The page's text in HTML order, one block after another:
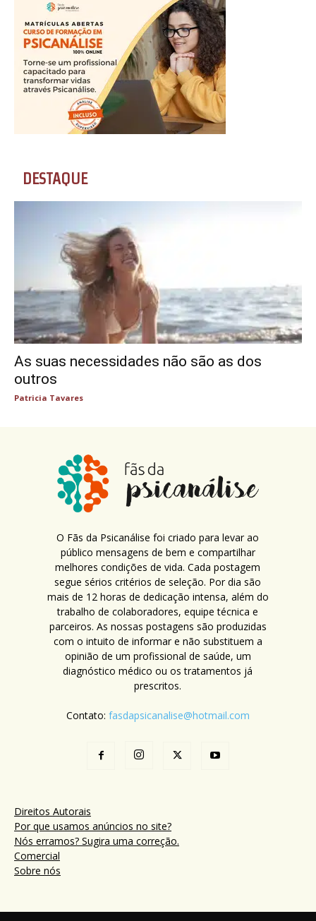
DESTAQUE
As suas necessidades não são as dos
outros
Patricia Tavares
O Fãs da Psicanálise foi criado para levar ao
público mensagens de bem e compartilhar
melhores condições de vida. Cada postagem
segue sérios critérios de seleção. Por dia são
mais de 12 horas de dedicação intensa, além do
trabalho de colaboradores, equipe técnica e
parceiros. As nossas postagens são produzidas
com o intuito de informar e não substituem a
opinião de um profissional de saúde, um
diagnóstico médico ou os tratamentos já
prescritos.
Contato: fasdapsicanalise@hotmail.com
Direitos Autorais
Por que usamos anúncios no site?
Nós erramos? Sugira uma correção.
Comercial
Sobre nós